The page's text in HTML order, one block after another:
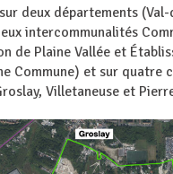
deux départements (Val-
intercommunalités
de Plaine Vallée et
Commune) et sur quatre
Villetaneuse et